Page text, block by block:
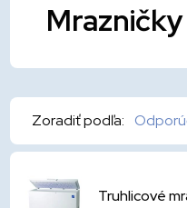
Zoradiť podľa:
Truhlicové